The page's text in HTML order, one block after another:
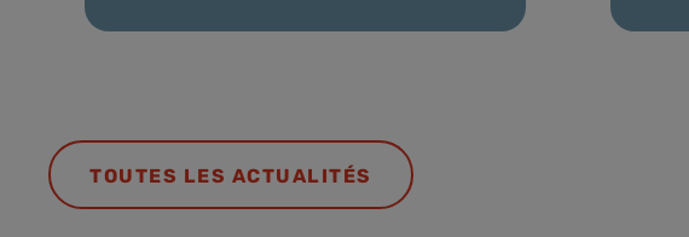
TOUTES LES ACTUALITÉS